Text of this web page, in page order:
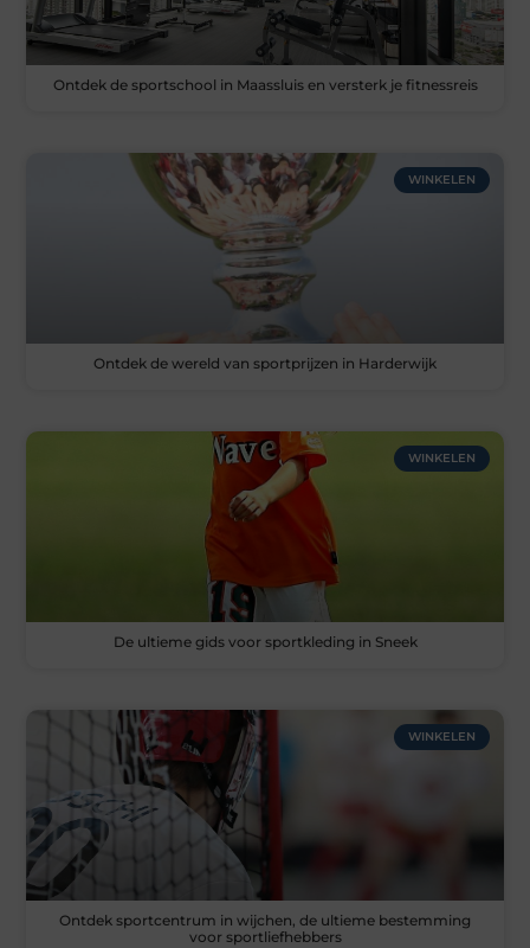
Ontdek de sportschool in Maassluis en versterk je fitnessreis
WINKELEN
Ontdek de wereld van sportprijzen in Harderwijk
WINKELEN
De ultieme gids voor sportkleding in Sneek
WINKELEN
Ontdek sportcentrum in wijchen, de ultieme bestemming
voor sportliefhebbers